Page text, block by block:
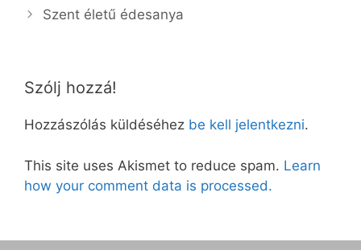
Szent életű édesanya
Szólj hozzá!
Hozzászólás küldéséhez be kell jelentkezni.
This site uses Akismet to reduce spam. Learn
how your comment data is processed.